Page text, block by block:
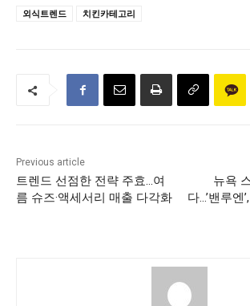
외식트렌드
치킨카테고리
Previous article
트렌드 선점한 전략 주효…여
름 슈즈·액세서리 매출 다각화
뉴욕
다…’밴루엔